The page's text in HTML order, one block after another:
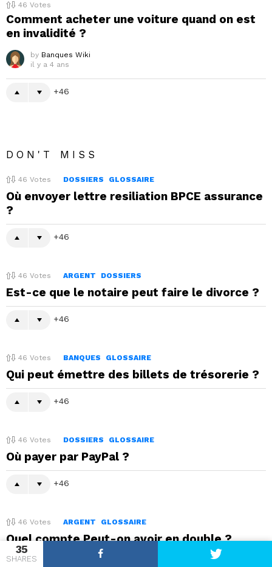
35
SHARES
46 Votes
Comment acheter une voiture quand on est
en invalidité ?
by Banques Wiki
il y a 4 ans
46
DON'T MISS
46 Votes DOSSIERS GLOSSAIRE
Où envoyer lettre resiliation BPCE assurance
?
46
46 Votes ARGENT DOSSIERS
Est-ce que le notaire peut faire le divorce ?
46
46 Votes BANQUES GLOSSAIRE
Qui peut émettre des billets de trésorerie ?
46
46 Votes DOSSIERS GLOSSAIRE
Où payer par PayPal ?
46
46 Votes ARGENT GLOSSAIRE
Quel compte Peut-on avoir en double ?